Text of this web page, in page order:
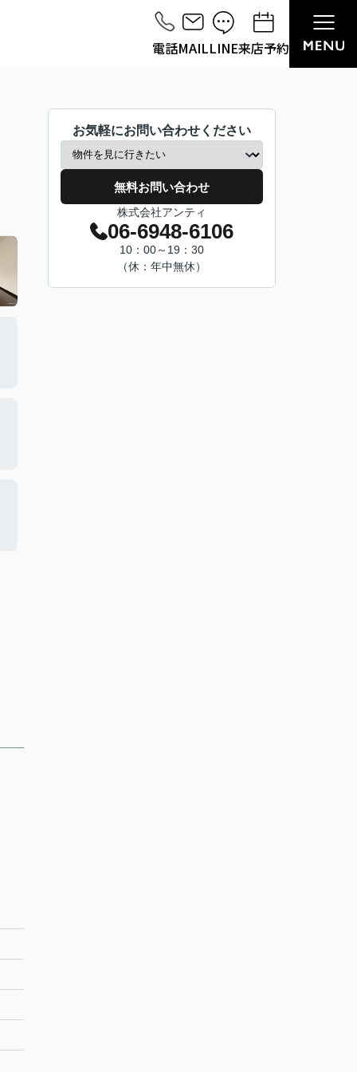
電話MAILLINE来店予約
お気軽にお問い合わせください
無料お問い合わせ
株式会社アンティ
06-6948-6106
10：00～19：30
（休：年中無休）